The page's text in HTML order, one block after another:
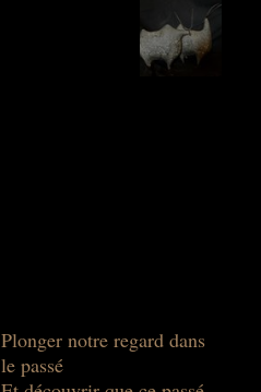
Plonger notre regard dans
le passé